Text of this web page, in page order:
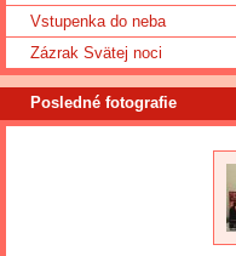
Vstupenka do neba
Zázrak Svätej noci
Posledné fotografie